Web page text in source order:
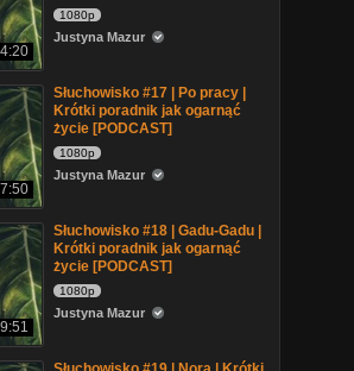
1080p
Justyna Mazur
Słuchowisko #17 | Po pracy |
Krótki poradnik jak ogarnąć
życie [PODCAST]
1080p
Justyna Mazur
Słuchowisko #18 | Gadu-Gadu |
Krótki poradnik jak ogarnąć
życie [PODCAST]
1080p
Justyna Mazur